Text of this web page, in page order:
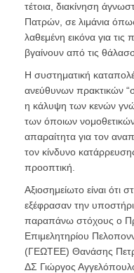
τέτοια, διακίνηση
Πατρών, σε λιμάνια
λαθεμένη εικόνα για
βγαίνουν από τις
Η συστηματική
ανεύθυνων πρακτικών
η κάλυψη των κενών
των όποιων
απαραίτητα για τον
τον κίνδυνο
προοπτική.
Αξιοσημείωτο είναι
εξέφρασαν την
παραπάνω στόχους ο
Επιμελητηρίου
(ΓΕΩΤΕΕ) Θανάσης
ΔΣ Γιώργος